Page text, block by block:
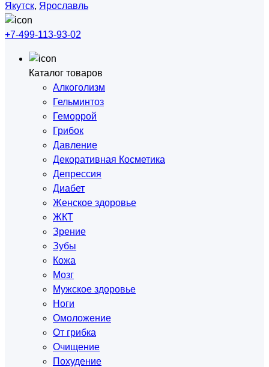
Якутск, Ярославль
+7-499-113-93-02
Каталог товаров
Алкоголизм
Гельминтоз
Геморрой
Грибок
Давление
Декоративная Косметика
Депрессия
Диабет
Женское здоровье
ЖКТ
Зрение
Зубы
Кожа
Мозг
Мужское здоровье
Ноги
Омоложение
От грибка
Очищение
Похудение